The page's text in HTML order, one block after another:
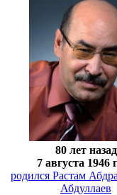
80 лет назад
7 августа 1946
родился Растам
Абдуллаев